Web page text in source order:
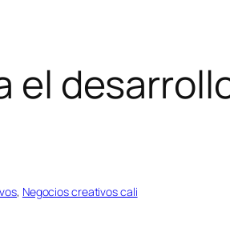
el
, Negocios creativos cali